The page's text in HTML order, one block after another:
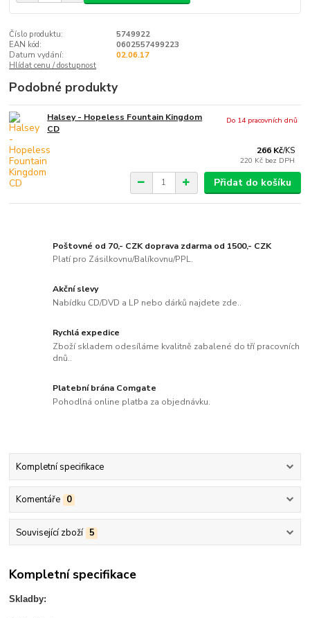
Číslo produktu:
5749922
EAN kód:
0602557499223
Datum vydání:
02.06.17
Hlídat cenu / dostupnost
Podobné produkty
Halsey - Hopeless Fountain Kingdom
CD
266 Kč/KS
220 Kč bez DPH
Do 14 pracovních dnů
Přidat do košíku
Poštovné od 70,- CZK doprava zdarma od 1500,- CZK
Platí pro Zásilkovnu/Balíkovnu/PPL.
Akční slevy
Nabídku CD/DVD a LP nebo dárků najdete zde..
Rychlá expedice
Zboží skladem odesíláme kvalitně zabalené do tří pracovních
dnů..
Platební brána Comgate
Pohodlná online platba za objednávku.
Kompletní specifikace
Komentáře 0
Související zboží 5
Kompletní specifikace
Skladby: